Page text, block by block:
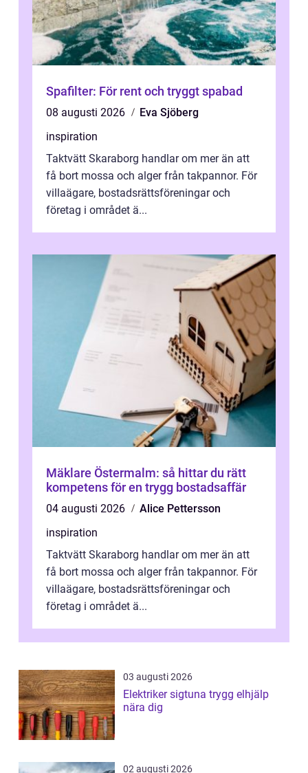
Spafilter: För rent och tryggt spabad
08 augusti 2026
Eva Sjöberg
inspiration
Taktvätt Skaraborg handlar om mer än att
få bort mossa och alger från takpannor. För
villaägare, bostadsrättsföreningar och
företag i området ä...
Mäklare Östermalm: så hittar du rätt
kompetens för en trygg bostadsaffär
04 augusti 2026
Alice Pettersson
inspiration
Taktvätt Skaraborg handlar om mer än att
få bort mossa och alger från takpannor. För
villaägare, bostadsrättsföreningar och
företag i området ä...
03 augusti 2026
Elektriker sigtuna trygg elhjälp
nära dig
02 augusti 2026